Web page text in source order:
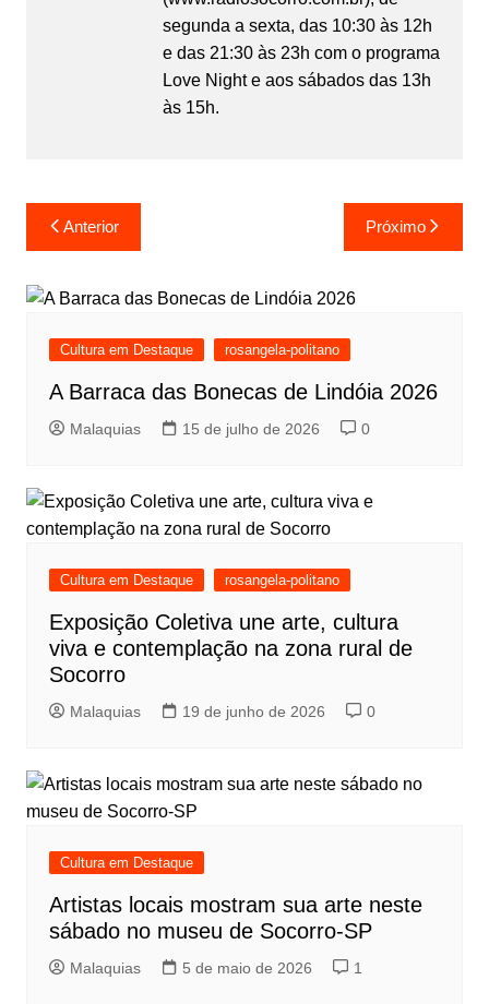
segunda a sexta, das 10:30 às 12h
e das 21:30 às 23h com o programa
Love Night e aos sábados das 13h
às 15h.
Anterior Próximo
Cultura em Destaque rosangela-politano
A Barraca das Bonecas de Lindóia 2026
Malaquias 15 de julho de 2026 0
Cultura em Destaque rosangela-politano
Exposição Coletiva une arte, cultura
viva e contemplação na zona rural de
Socorro
Malaquias 19 de junho de 2026 0
Cultura em Destaque
Artistas locais mostram sua arte neste
sábado no museu de Socorro-SP
Malaquias 5 de maio de 2026 1